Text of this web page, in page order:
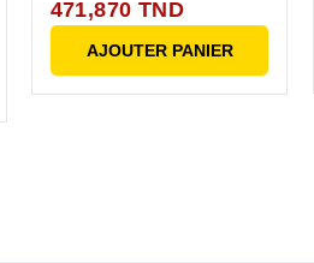
471,870 TND
AJOUTER PANIER